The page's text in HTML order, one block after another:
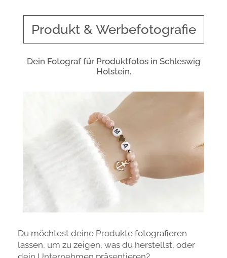
Produkt & Werbefotografie
Dein Fotograf für Produktfotos in Schleswig
Holstein.
Du möchtest deine Produkte fotografieren
lassen, um zu zeigen, was du herstellst, oder